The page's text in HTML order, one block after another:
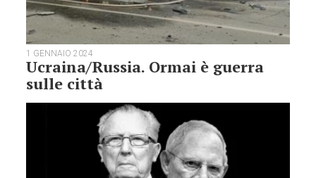
1 GENNAIO 2024
Ucraina/Russia. Ormai è guerra
sulle città